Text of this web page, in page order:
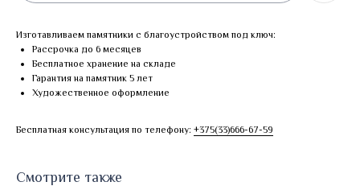
Изготавливаем памятники с благоустройством под ключ:
Рассрочка до 6 месяцев
Бесплатное хранение на складе
Гарантия на памятник 5 лет
Художественное оформление
Бесплатная консультация по телефону: +375(33)666-67-59
Смотрите также